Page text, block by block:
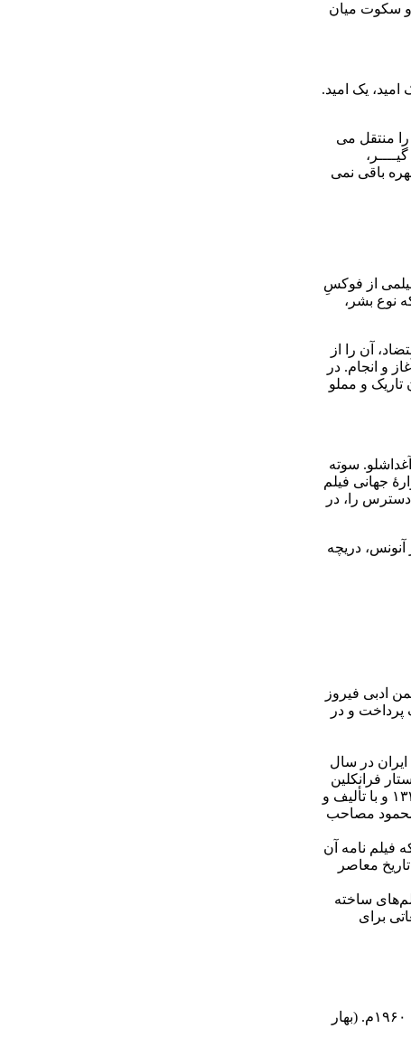
و سکوت میان
یک امید.
ترس را منتقل می
باقی نمی
از فوکسِ
نوع بشر،
آن را از
و انجام. در
و مملو
سوته
جهانی فیلم
را، در
آنونس، دریچه
بخش تئاتر انجمن ادبی فیروز
پرداخت و در
به ایران در سال
فرانکلین شد و ضمن پایه‌گذاری ویراستاری در این مرکز، تا سال ۱۳۴۱ سرویراستار فرانکلین
بود. او پس از پیوستن به گروه هنر ملی و تدریس در دانشگاه، گویندگی و نویسندگی متن آنونس فیلم‌ها را شروع کرد. وی همچنین از سال ۱۳۳۹ و با تألیف و
محمود مصاحب
است که فیلم نامه آن
معاصر
ساخته
برای
کارگردانی (با نام مستعار شاروَند) نمایش «بلبل سرگشته» نوشته علی نصیریان، برای شرکت در «جشنواره تئاتر ملل» در پاریس - آوریل ۱۹۶۰م. (بهار